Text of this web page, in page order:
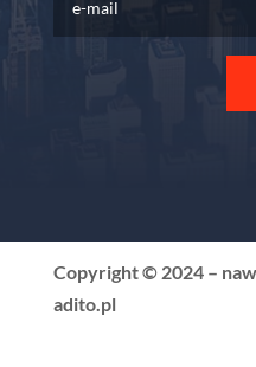
Copyright © 2024 –
adito.pl